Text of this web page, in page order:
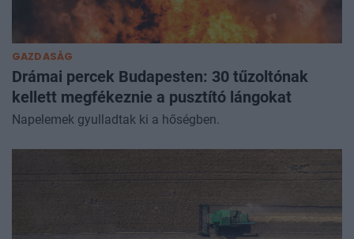
GAZDASÁG
Drámai percek Budapesten: 30 tűzoltónak
kellett megfékeznie a pusztító lángokat
Napelemek gyulladtak ki a hőségben.